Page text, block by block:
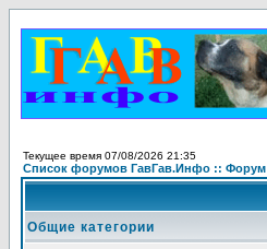
Текущее время 07/08/2026 21:35
Список форумов ГавГав.Инфо :: Форум
Общие категории